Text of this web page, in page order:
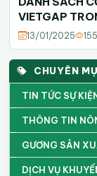
CHUYÊN
TIN TỨC SỰ
THÔNG TIN
GƯƠNG SẢN
DỊCH VỤ
VIETGAP
13/01/2025